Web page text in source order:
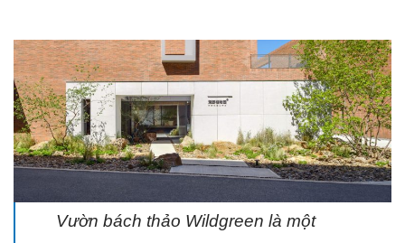
Vườn bách thảo Wildgreen là một